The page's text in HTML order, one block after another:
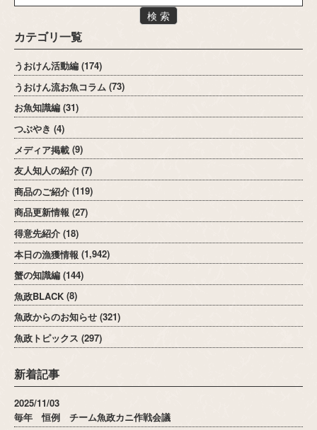
検 索
カテゴリ一覧
うおけん活動編 (174)
うおけん流お魚コラム (73)
お魚知識編 (31)
つぶやき (4)
メディア掲載 (9)
友人知人の紹介 (7)
商品のご紹介 (119)
商品更新情報 (27)
得意先紹介 (18)
本日の漁獲情報 (1,942)
蟹の知識編 (144)
魚政BLACK (8)
魚政からのお知らせ (321)
魚政トピックス (297)
新着記事
2025/11/03
毎年 恒例 チーム魚政カニ作戦会議